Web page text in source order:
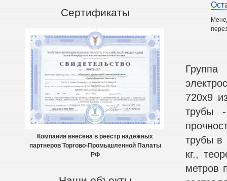
Сертификаты
Компания внесена в реестр надежных
партнеров Торгово-Промышленной Палаты
РФ
Группа
720х9
трубы
трубы в
кг.,
метров